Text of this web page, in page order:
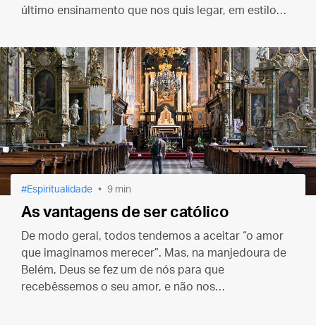
último ensinamento que nos quis legar, em estilo
Espiritualidade 9 min
As vantagens de ser católico
De modo geral, todos tendemos a aceitar “o amor
que imaginamos merecer”. Mas, na manjedoura de
Belém, Deus se fez um de nós para que
recebêssemos o seu amor, e não nos